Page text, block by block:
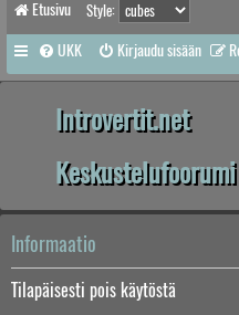
Etusivu Style:
UKK Kirjaudu sisään
Introvertit.net
Keskustelufoorumi
Informaatio
Tilapäisesti pois käytöstä